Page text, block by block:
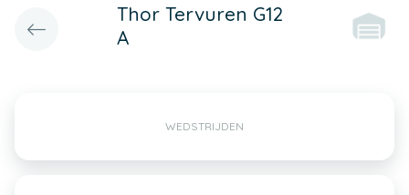
Thor Tervuren G12
A
WEDSTRIJDEN